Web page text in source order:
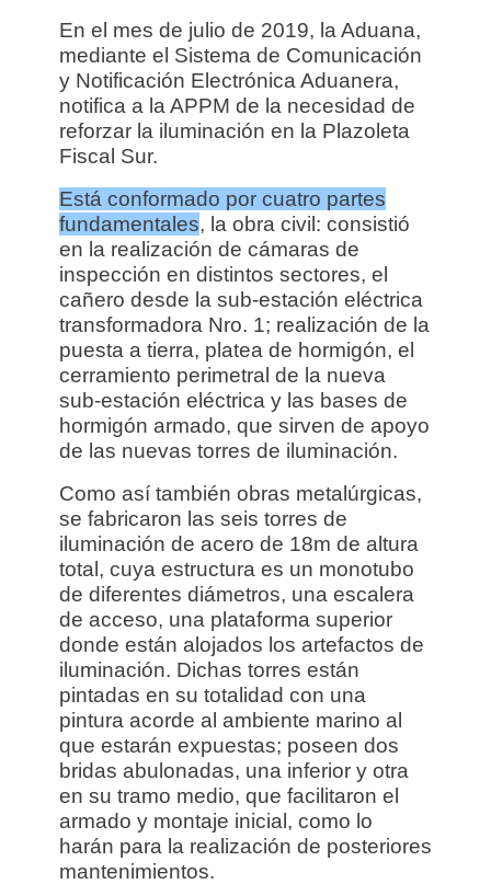
En el mes de julio de 2019, la Aduana,
mediante el Sistema de Comunicación
y Notificación Electrónica Aduanera,
notifica a la APPM de la necesidad de
reforzar la iluminación en la Plazoleta
Fiscal Sur.
Está conformado por cuatro partes
fundamentales, la obra civil: consistió
en la realización de cámaras de
inspección en distintos sectores, el
cañero desde la sub-estación eléctrica
transformadora Nro. 1; realización de la
puesta a tierra, platea de hormigón, el
cerramiento perimetral de la nueva
sub-estación eléctrica y las bases de
hormigón armado, que sirven de apoyo
de las nuevas torres de iluminación.
Como así también obras metalúrgicas,
se fabricaron las seis torres de
iluminación de acero de 18m de altura
total, cuya estructura es un monotubo
de diferentes diámetros, una escalera
de acceso, una plataforma superior
donde están alojados los artefactos de
iluminación. Dichas torres están
pintadas en su totalidad con una
pintura acorde al ambiente marino al
que estarán expuestas; poseen dos
bridas abulonadas, una inferior y otra
en su tramo medio, que facilitaron el
armado y montaje inicial, como lo
harán para la realización de posteriores
mantenimientos.